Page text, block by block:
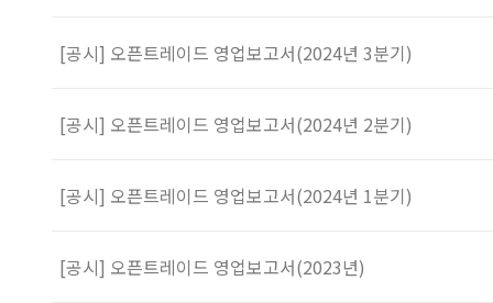
[공시] 오픈트레이드 영업보고서(2024년 3분기)
[공시] 오픈트레이드 영업보고서(2024년 2분기)
[공시] 오픈트레이드 영업보고서(2024년 1분기)
[공시] 오픈트레이드 영업보고서(2023년)